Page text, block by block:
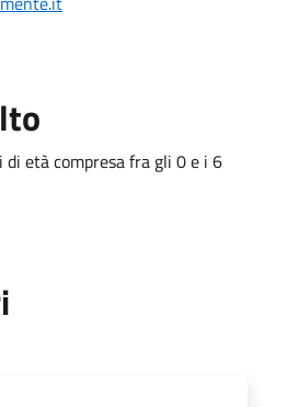
età compresa fra gli 0 e i 6